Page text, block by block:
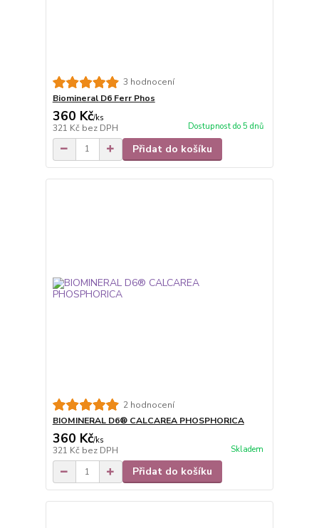
3 hodnocení
Biomineral D6 Ferr Phos
360 Kč/ks
321 Kč bez DPH Dostupnost do 5 dnů
Přidat do košíku
2 hodnocení
BIOMINERAL D6® CALCAREA PHOSPHORICA
360 Kč/ks
321 Kč bez DPH Skladem
Přidat do košíku